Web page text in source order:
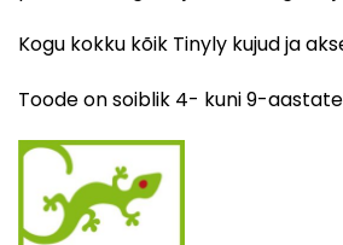
Kogu kokku kõik Tinyly kujud ja
Toode on soiblik 4- kuni 9-